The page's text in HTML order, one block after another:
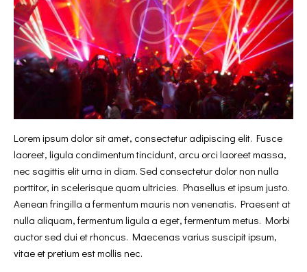
Lorem ipsum dolor sit amet, consectetur adipiscing elit. Fusce
laoreet, ligula condimentum tincidunt, arcu orci laoreet massa,
nec sagittis elit urna in diam. Sed consectetur dolor non nulla
porttitor, in scelerisque quam ultricies. Phasellus et ipsum justo.
Aenean fringilla a fermentum mauris non venenatis. Praesent at
nulla aliquam, fermentum ligula a eget, fermentum metus. Morbi
auctor sed dui et rhoncus. Maecenas varius suscipit ipsum,
vitae et pretium est mollis nec.